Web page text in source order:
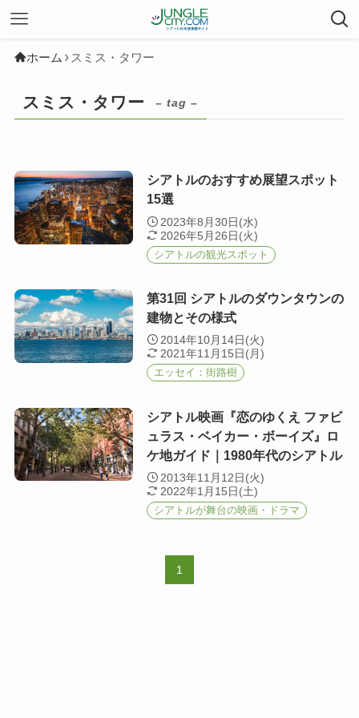
ホーム スミス・タワー
スミス・タワー – tag –
シアトルのおすすめ展望スポット
15選
2023年8月30日(水)
2026年5月26日(火)
シアトルの観光スポット
第31回 シアトルのダウンタウンの
建物とその様式
2014年10月14日(火)
2021年11月15日(月)
エッセイ：街路樹
シアトル映画『恋のゆくえ ファビ
ュラス・ベイカー・ボーイズ』ロ
ケ地ガイド｜1980年代のシアトル
2013年11月12日(火)
2022年1月15日(土)
シアトルが舞台の映画・ドラマ
1